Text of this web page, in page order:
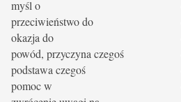
myśl o
przeciwieństwo do
okazja do
powód, przyczyna czegoś
podstawa czegoś
pomoc w